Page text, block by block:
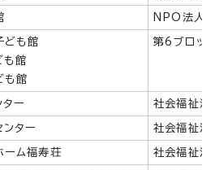
NPO法人
ども館
も館
も館
第6ブロッ
ー 社会福祉法
ター 社会福祉法
ーム福寿荘 社会福祉法